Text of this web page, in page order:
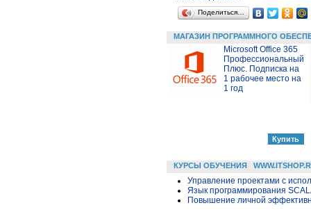
Поделиться…
МАГАЗИН ПРОГРАММНОГО
Microsoft Office 365
Профессиональный
Плюс. Подписка на
1 рабочее место на
1 год
КУРСЫ ОБУЧЕНИЯ
Управление проектами с
Язык программирования
Повышение личной